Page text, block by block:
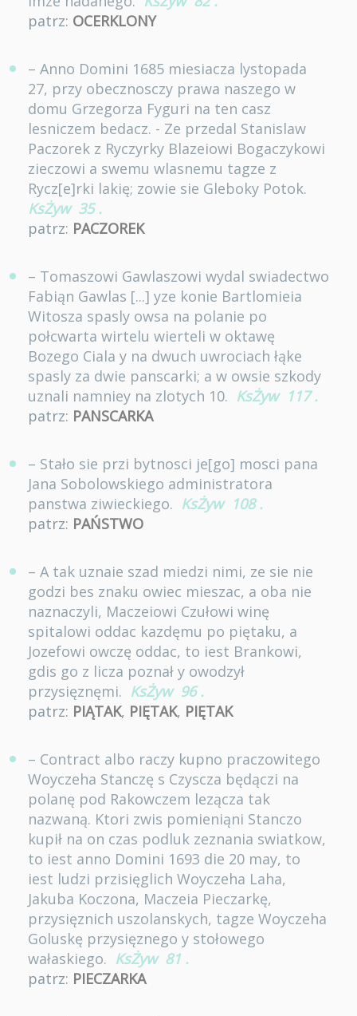
patrz: OCERKLONY
– Anno Domini 1685 miesiacza lystopada
27, przy obecznosczy prawa naszego w
domu Grzegorza Fyguri na ten casz
lesniczem bedacz. - Ze przedal Stanislaw
Paczorek z Ryczyrky Blazeiowi Bogaczykowi
zieczowi a swemu wlasnemu tagze z
Rycz[e]rki lakię; zowie sie Gleboky Potok.
KsŻyw 35 .
patrz: PACZOREK
– Tomaszowi Gawlaszowi wydal swiadectwo
Fabiąn Gawlas [...] yze konie Bartlomieia
Witosza spasly owsa na polanie po
połcwarta wirtelu wierteli w oktawę
Bozego Ciala y na dwuch uwrociach łąke
spasly za dwie panscarki; a w owsie szkody
uznali namniey na zlotych 10. KsŻyw 117 .
patrz: PANSCARKA
– Stało sie przi bytnosci je[go] mosci pana
Jana Sobolowskiego administratora
panstwa ziwieckiego. KsŻyw 108 .
patrz: PAŃSTWO
– A tak uznaie szad miedzi nimi, ze sie nie
godzi bes znaku owiec mieszac, a oba nie
naznaczyli, Maczeiowi Czułowi winę
spitalowi oddac kazdęmu po piętaku, a
Jozefowi owczę oddac, to iest Brankowi,
gdis go z licza poznał y owodzył
przysięznęmi. KsŻyw 96 .
patrz: PIĄTAK, PIĘTAK, PIĘTAK
– Contract albo raczy kupno praczowitego
Woyczeha Stanczę s Czyscza będączi na
polanę pod Rakowczem lezącza tak
nazwaną. Ktori zwis pomieniąni Stanczo
kupił na on czas podluk zeznania swiatkow,
to iest anno Domini 1693 die 20 may, to
iest ludzi przisięglich Woyczeha Laha,
Jakuba Koczona, Maczeia Pieczarkę,
przysięznich uszolanskych, tagze Woyczeha
Goluskę przysięznego y stołowego
wałaskiego. KsŻyw 81 .
patrz: PIECZARKA